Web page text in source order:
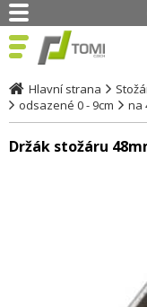
Hlavní strana
odsazené 0 - 9cm
na
Držák stožáru